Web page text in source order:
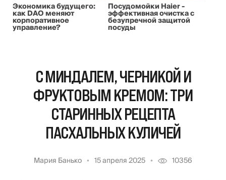
Экономика будущего:
как DAO меняют
корпоративное
управление?
Посудомойки Haier -
эффективная очистка с
безупречной защитой
посуды
С МИНДАЛЕМ, ЧЕРНИКОЙ И
ФРУКТОВЫМ КРЕМОМ: ТРИ
СТАРИННЫХ РЕЦЕПТА
ПАСХАЛЬНЫХ КУЛИЧЕЙ
Мария Банько 15 апреля 2025 10356